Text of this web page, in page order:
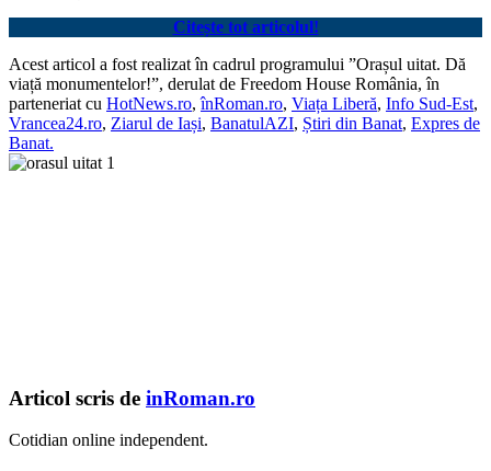
Citește tot articolul!
Acest articol a fost realizat în cadrul programului ”Orașul uitat. Dă
viață monumentelor!”, derulat de Freedom House România, în
parteneriat cu HotNews.ro,înRoman.ro, Viața Liberă, Info Sud-Est,
Vrancea24.ro, Ziarul de Iași, BanatulAZI, Știri din Banat, Expres de
Banat.
Articol scris de inRoman.ro
Cotidian online independent.